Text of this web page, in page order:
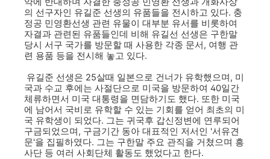
의 선구자인 유길준 선생의 유품들을 전시하고 있다. 충
정공 민영환선생 관련 유물이 대부분 유서를 비롯하여
자결과 관련된 유품들인데 비해 유길선 선생은 구한말
당시 서구 국가를 방문할 때 사용한 각종 문서, 여행 관
련 용품 등을 전시해 놓고 있다.
유길준 선생은 25살때 일본으로 건너가 유학했으며, 미
국과 수교 후에는 사절단으로 미국을 방문하여 40일간
체류하면서 미국 대통령을 면담하기도 했다. 또한 미국
에 남어서 국비로 유학할 수 있는 기회를 얻어 최초의 미
국 유학생이 되었다. 그는 귀국후 갑신정변에 연루되어
구금되었으며, 구금기간 동아 대표적인 저서인 '서유견
문'을 집필하였다. 그는 구한말 주요 관직을 거쳤으며 흥
사단 등 여러 사회단체 활동도 했었다고 한다.